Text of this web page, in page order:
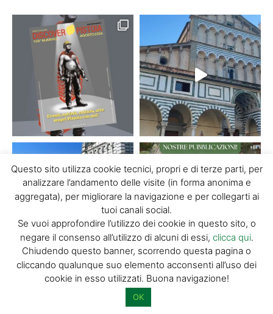
carica di più... Segui su Instagram
Questo sito utilizza cookie tecnici, propri e di terze parti, per
analizzare l’andamento delle visite (in forma anonima e
aggregata), per migliorare la navigazione e per collegarti ai
tuoi canali social.
Se vuoi approfondire l’utilizzo dei cookie in questo sito, o
negare il consenso all’utilizzo di alcuni di essi, clicca qui.
Chiudendo questo banner, scorrendo questa pagina o
cliccando qualunque suo elemento acconsenti all’uso dei
cookie in esso utilizzati. Buona navigazione!
OK